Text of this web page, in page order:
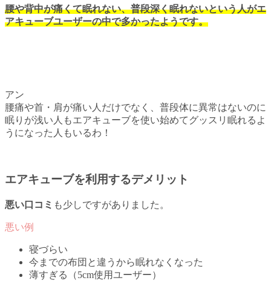
腰や背中が痛くて眠れない、普段深く眠れないという人がエ
アキューブユーザーの中で多かったようです。
アン
腰痛や首・肩が痛い人だけでなく、普段体に異常はないのに
眠りが浅い人もエアキューブを使い始めてグッスリ眠れるよ
うになった人もいるわ！
エアキューブを利用するデメリット
悪い口コミ も少しですがありました。
寝づらい
今までの布団と違うから眠れなくなった
薄すぎる（5cm使用ユーザー）